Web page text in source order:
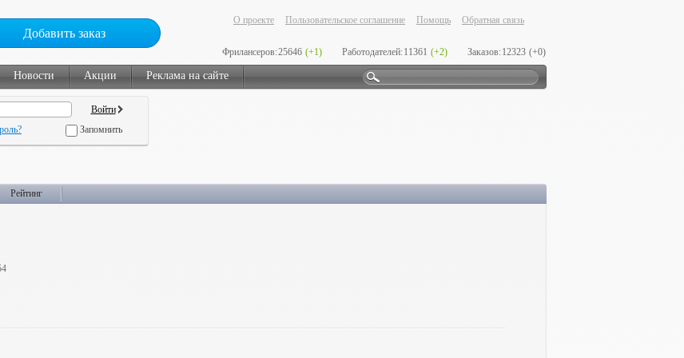
Добавить заказ
О проекте Пользовательское соглашение Помощь Обратная связь
Фрилансеров:25646 (+1) Работодателей:11361 (+2) Заказов:12323 (+0)
Новости Акции Реклама на сайте
Запомнить
Рейтинг